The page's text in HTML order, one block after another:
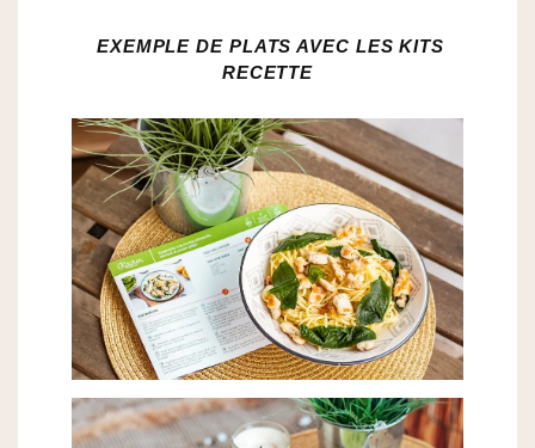
EXEMPLE DE PLATS AVEC LES KITS
RECETTE